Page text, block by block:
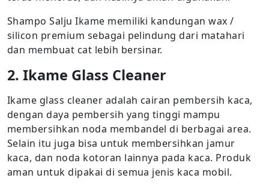
Shampo Salju Ikame memiliki kandungan wax /
silicon premium sebagai pelindung dari matahari
dan membuat cat lebih bersinar.
2. Ikame Glass Cleaner
Ikame glass cleaner adalah cairan pembersih kaca,
dengan daya pembersih yang tinggi mampu
membersihkan noda membandel di berbagai area.
Selain itu juga bisa untuk membersihkan jamur
kaca, dan noda kotoran lainnya pada kaca. Produk
aman untuk dipakai di semua jenis kaca mobil.